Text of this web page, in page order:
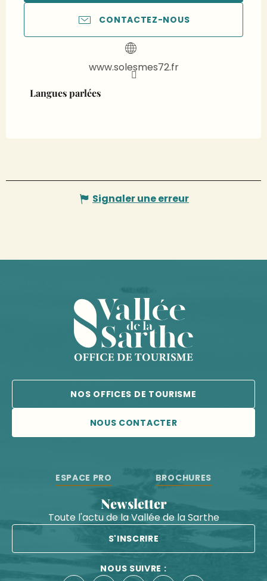
CONTACTEZ-NOUS
www.solesmes72.fr
Langues parlées
Langues parlées
Signaler une erreur
NOS OFFICES DE TOURISME
NOUS CONTACTER
ESPACE PRO BROCHURES
Newsletter
Toute l'actu de la Vallée de la Sarthe
S'INSCRIRE
NOUS SUIVRE :